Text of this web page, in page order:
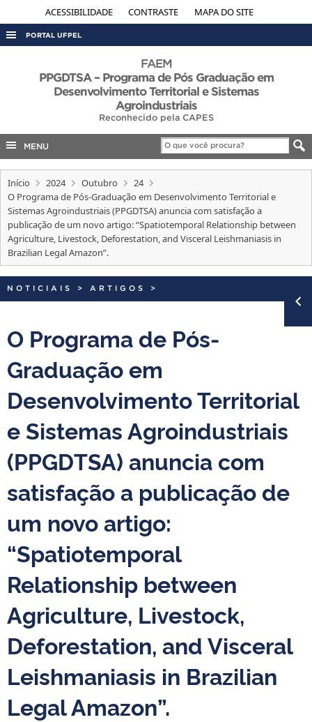
ACESSIBILIDADE CONTRASTE MAPA DO SITE
PORTAL UFPEL
AUDITORIA
OUVIDORIA
PORTARIAS
TELEFONES
FAEM
PPGDTSA – Programa de Pós Graduação em
Desenvolvimento Territorial e Sistemas
Agroindustriais
Reconhecido pela CAPES
MENU
Início 2024 Outubro
24
O Programa de Pós-Graduação em Desenvolvimento Territorial e
Sistemas Agroindustriais (PPGDTSA) anuncia com satisfação a
publicação de um novo artigo: “Spatiotemporal Relationship between
Agriculture, Livestock, Deforestation, and Visceral Leishmaniasis in
Brazilian Legal Amazon”.
NOTICIAIS > ARTIGOS >
O Programa de Pós-
Graduação em
Desenvolvimento Territorial
e Sistemas Agroindustriais
(PPGDTSA) anuncia com
satisfação a publicação de
um novo artigo:
“Spatiotemporal
Relationship between
Agriculture, Livestock,
Deforestation, and Visceral
Leishmaniasis in Brazilian
Legal Amazon”.